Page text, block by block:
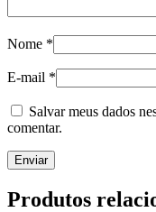
Nome *
E-mail *
Salvar meus dados
comentar.
Produtos